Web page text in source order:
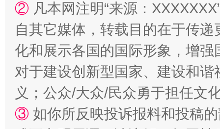
招工难、用工荒背后
② 凡本网注明“来源：
自其它媒体，转载目的在于传
化和展示各国的国际形象，增
对于建设创新型国家、建设和
义；公众/大众/民众勇于担任文
③ 如你所反映投诉报料和投稿